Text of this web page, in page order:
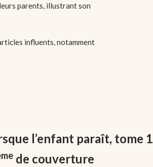
parents, illustrant son
influents, notamment
l’enfant paraît, tome 1
de couverture